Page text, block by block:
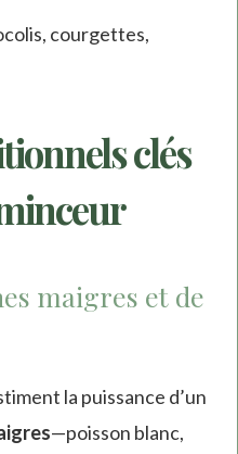
courgettes,
clés
maigres et de
la puissance d’un
—poisson blanc,